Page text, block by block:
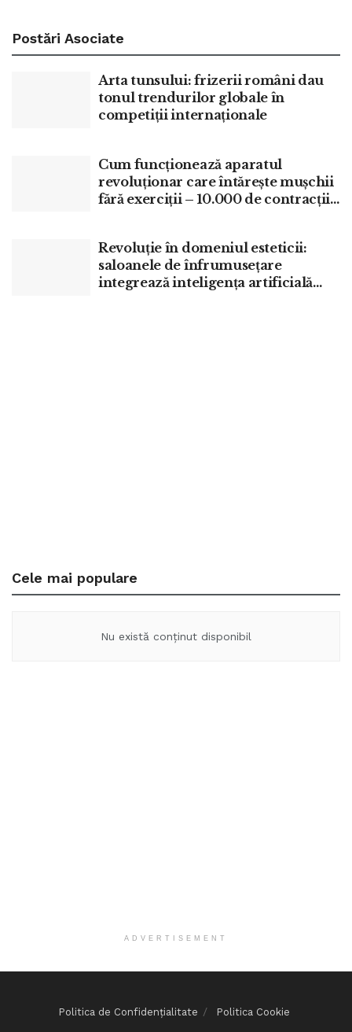
Postări Asociate
Arta tunsului: frizerii români dau
tonul trendurilor globale în
competiții internaționale
Cum funcționează aparatul
revoluționar care întărește mușchii
fără exerciții – 10.000 de contracții
Revoluție în domeniul esteticii:
saloanele de înfrumusețare
integrează inteligența artificială
Cele mai populare
Nu există conținut disponibil
ADVERTISEMENT
Politica de Confidențialitate Politica Cookie